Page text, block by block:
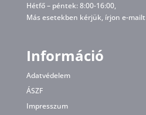
Hétfő – péntek: 8:00-16:00,
Más esetekben kérjük, írjon e-mailt
Információ
Adatvédelem
ÁSZF
Impresszum